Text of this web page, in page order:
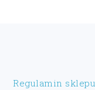
Regulamin sklepu